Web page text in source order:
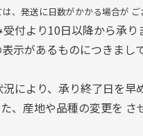
、発送に日数がかかる場合が ご
付より10日以降から承り
示があるものにつきま
により、承り終了日を早
、産地や品種の変更を さ